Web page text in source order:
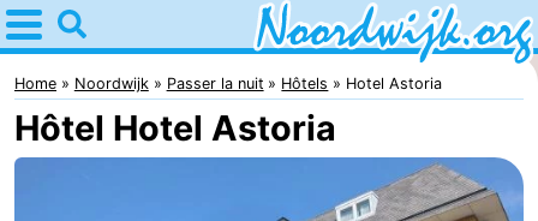
Home
Noordwijk
Astuces
Home Noordwijk Passer la nuit Hôtels Hotel Astoria
Hôtel Hotel Astoria